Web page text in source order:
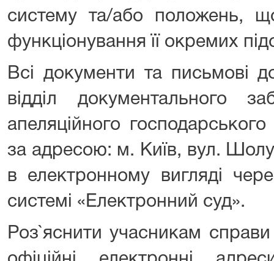
систему та/або положень,
функціонування її окремих
Всі документи та письмові
відділ документального
апеляційного
за адресою: м. Київ, вул.
в електронному вигляді
системі «Електронний суд».
Роз`яснити учасникам